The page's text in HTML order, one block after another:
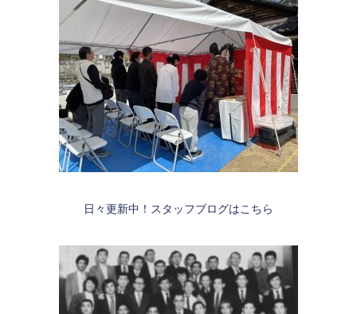
日々更新中！スタッフブログはこちら